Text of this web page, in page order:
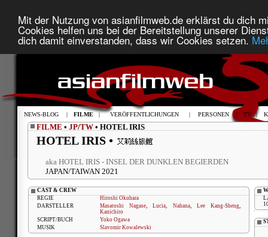
Mit der Nutzung von asianfilmweb.de erklärst du dich
Cookies helfen uns bei der Bereitstellung unserer
dich damit einverstanden, dass wir Cookies setzen.
NEWS-BLOG | FILME | VERÖFFENTLICHUNGEN | PERSONEN | TV |
FILME • JP/TW • HOTEL IRIS
HOTEL IRIS •
aka HOTEL IRIS - INSEL DER DUNKLEN BEGIERDEN
JAPAN/TAIWAN 2021
CAST & CREW
REGIE
Hiroshi Okuhara
DARSTELLER
Masatoshi Nagase,Lucia, Nahana, Lee Kang-Sheng,
Kanichiro
SCRIPT/BUCH
Yoko Ogawa
MUSIK
Slavomir Kowalewski